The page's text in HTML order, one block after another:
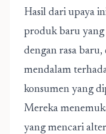
Hasil dari upaya
produk baru
dengan rasa baru,
mendalam
konsumen yang
Mereka
yang mencari